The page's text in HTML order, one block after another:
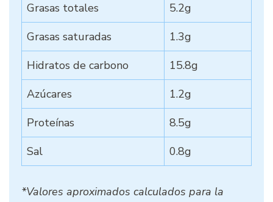
Grasas totales
5.2g
Grasas saturadas
1.3g
Hidratos de carbono
15.8g
Azúcares
1.2g
Proteínas
8.5g
Sal
0.8g
*Valores aproximados calculados para la